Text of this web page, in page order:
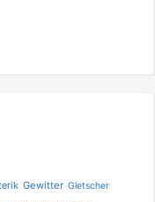
Gewitter Gletscher